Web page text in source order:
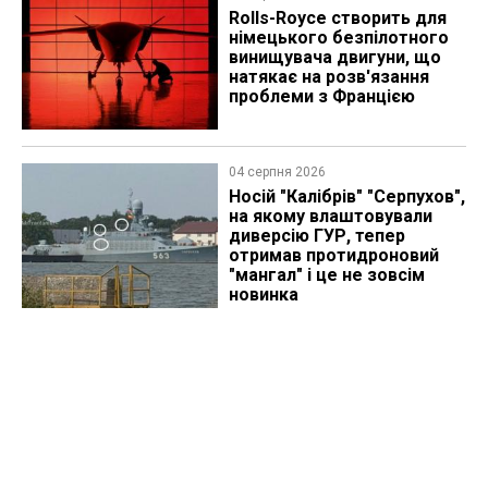
Rolls-Royce створить для
німецького безпілотного
винищувача двигуни, що
натякає на розв'язання
проблеми з Францією
04 серпня 2026
Носій "Калібрів" "Серпухов",
на якому влаштовували
диверсію ГУР, тепер
отримав протидроновий
"мангал" і це не зовсім
новинка